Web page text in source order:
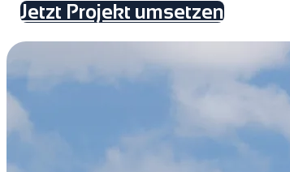
Jetzt Projekt umsetzen